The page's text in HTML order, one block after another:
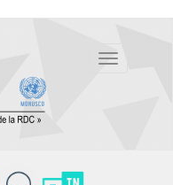
Toggle